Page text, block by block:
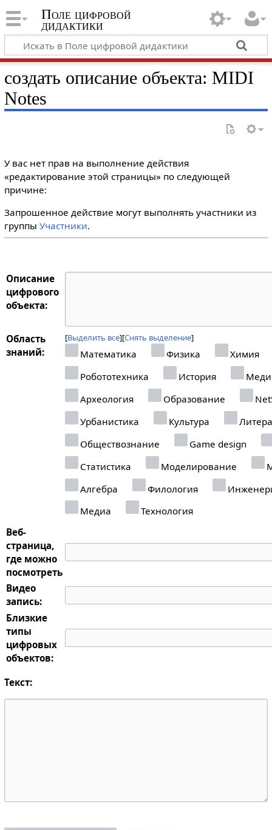
Поле цифровой
дидактики
создать описание объекта: MIDI
Notes
У вас нет прав на выполнение действия
«редактирование этой страницы» по следующей
причине:
Запрошенное действие могут выполнять участники из
группы Участники.
Описание
цифрового
объекта:
Область
знаний:
Выделить все Снять выделение
Математика Физика
Химия
Робототехника
История
Археология
Образование
Урбанистика
Культура
Обществознание
Game design
Статистика
Моделирование
Алгебра
Филология
Медиа
Технология
Веб-
страница,
где можно
посмотреть
Видео
запись:
Близкие
типы
цифровых
объектов:
Текст: